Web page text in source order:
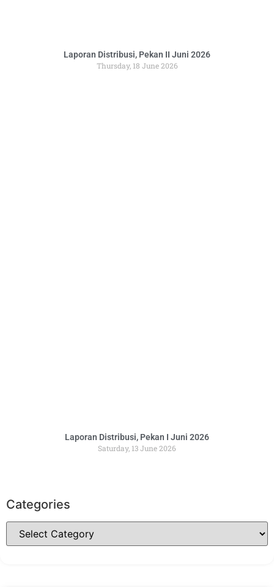
Laporan Distribusi, Pekan II Juni 2026
Thursday, 18 June 2026
Laporan Distribusi, Pekan I Juni 2026
Saturday, 13 June 2026
Categories